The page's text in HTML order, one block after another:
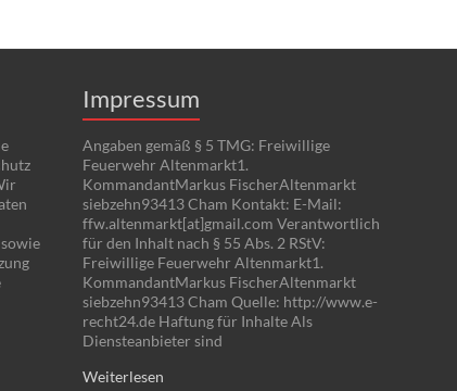
Impressum
Angaben gemäß § 5 TMG: Freiwillige
Feuerwehr Altenmarkt1.
KommandantMarkus FischerAltenmarkt
siebzehn93413 Cham Kontakt: E-Mail:
ffw.altenmarkt[at]gmail.com Verantwortlich
für den Inhalt nach § 55 Abs. 2 RStV:
Freiwillige Feuerwehr Altenmarkt1.
KommandantMarkus FischerAltenmarkt
siebzehn93413 Cham Quelle: http://www.e-
recht24.de Haftung für Inhalte Als
Diensteanbieter sind
Weiterlesen